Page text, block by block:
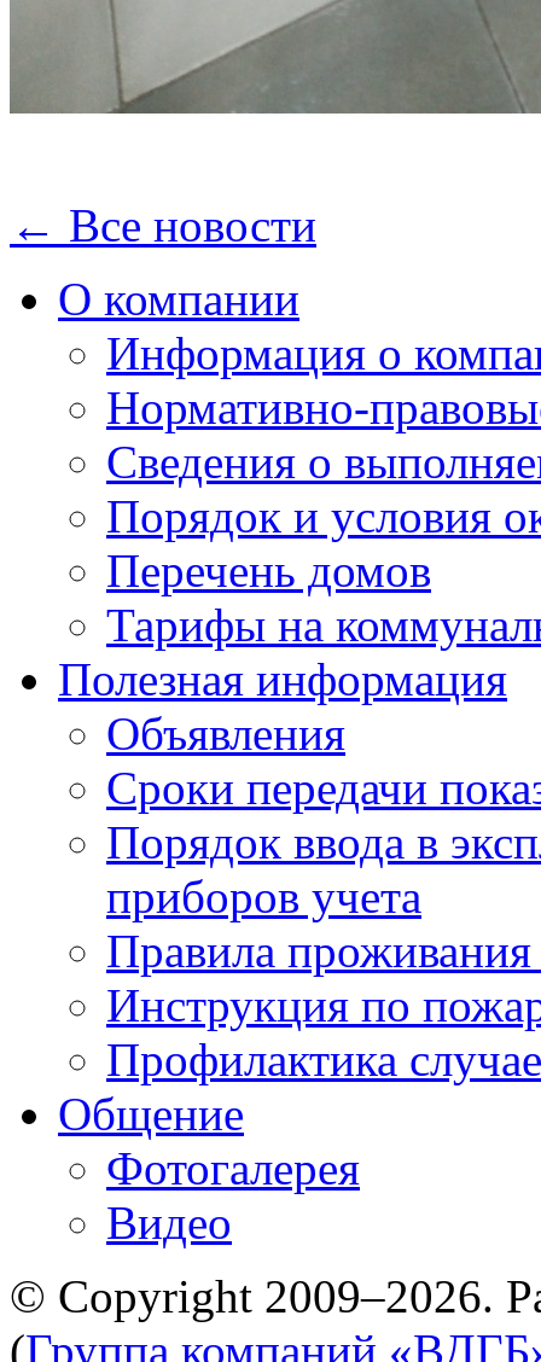
← Все новости
О компании
Информация о
Нормативно-
Сведения о
Порядок и условия
Перечень домов
Тарифы на
Полезная информация
Объявления
Сроки передачи
Порядок ввода в
приборов учета
Правила
Инструкция по
Профилактика
Общение
Фотогалерея
Видео
© Copyright 2009–2026.
(Группа компаний